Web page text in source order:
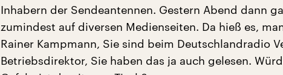
Inhabern der Sendeantennen. Gestern Abend dann
zumindest auf diversen Medienseiten. Da hieß es,
Rainer Kampmann, Sie sind beim Deutschlandradio
Betriebsdirektor, Sie haben das ja auch gelesen.